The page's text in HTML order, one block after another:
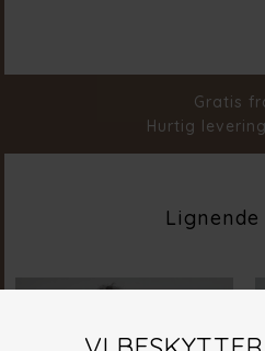
Gratis
Hurtig